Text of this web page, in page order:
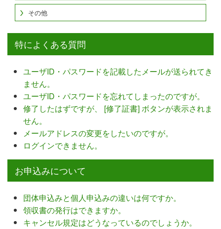
その他
特によくある質問
ユーザID・パスワードを記載したメールが送られてき
ません。
ユーザID・パスワードを忘れてしまったのですが。
修了したはずですが、 [修了証書] ボタンが表示されま
せん。
メールアドレスの変更をしたいのですが。
ログインできません。
お申込みについて
団体申込みと個人申込みの違いは何ですか。
領収書の発行はできますか。
キャンセル規定はどうなっているのでしょうか。